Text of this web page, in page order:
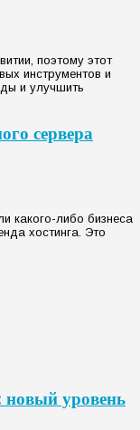
поэтому этот
инструментов и
и улучшить
сервера
какого-либо бизнеса
хостинга. Это
новый уровень